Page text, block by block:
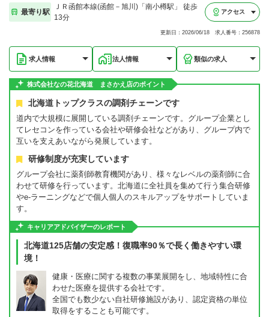
最寄り駅
ＪＲ函館本線(函館－旭川)「南小樽駅」 徒歩
13分
アクセス
更新日：2026/06/18 求人番号：256878
求人情報 法人情報 類似の求人
株式会社なの花北海道 まさかえ店のポイント
北海道トップクラスの調剤チェーンです
道内で大規模に展開している調剤チェーンです。グループ企業とし
てレセコンを作っている会社や研修会社などがあり、グループ内で
互いを支えあいながら発展しています。
研修制度が充実しています
グループ会社に薬剤師教育機関があり、様々なレベルの薬剤師に合
わせて研修を行っています。北海道に全社員を集めて行う集合研修
やe-ラーニングなどで個人個人のスキルアップをサポートしていま
す。
キャリアアドバイザーのレポート
北海道125店舗の安定感！復職率90％で長く働きやすい環
境！
健康・医療に関する複数の事業展開をし、地域特性に合
わせた医療を提供する会社です。
全国でも数少ない自社研修施設があり、認定資格の単位
取得をすることも可能です。